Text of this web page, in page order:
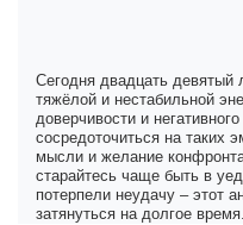
Сегодня двадцать девятый
тяжёлой и нестабильной
доверчивости и
сосредоточиться на таких
мысли и желание
старайтесь чаще быть в
потерпели неудачу – этот
затянуться на долгое